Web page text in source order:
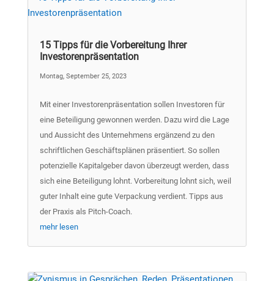
15 Tipps für die Vorbereitung Ihrer
Investorenpräsentation
Montag, September 25, 2023
Mit einer Investorenpräsentation sollen Investoren für
eine Beteiligung gewonnen werden. Dazu wird die Lage
und Aussicht des Unternehmens ergänzend zu den
schriftlichen Geschäftsplänen präsentiert. So sollen
potenzielle Kapitalgeber davon überzeugt werden, dass
sich eine Beteiligung lohnt. Vorbereitung lohnt sich, weil
guter Inhalt eine gute Verpackung verdient. Tipps aus
der Praxis als Pitch-Coach.
mehr lesen